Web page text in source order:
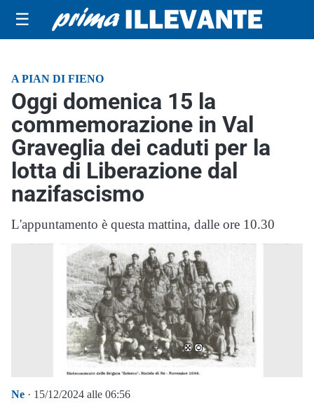
☰
A PIAN DI FIENO
Oggi domenica 15 la
commemorazione in Val
Graveglia dei caduti per la
lotta di Liberazione dal
nazifascismo
L'appuntamento è questa mattina, dalle ore 10.30
Ne · 15/12/2024 alle 06:56